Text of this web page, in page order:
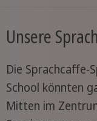
Unsere
Die Sprachcaffe-
School könnten
Mitten im